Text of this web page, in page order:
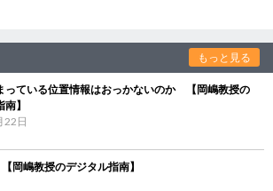
もっと見る
っている位置情報はおっかないのか 【岡嶋教授の
】
22日
岡嶋教授のデジタル指南】